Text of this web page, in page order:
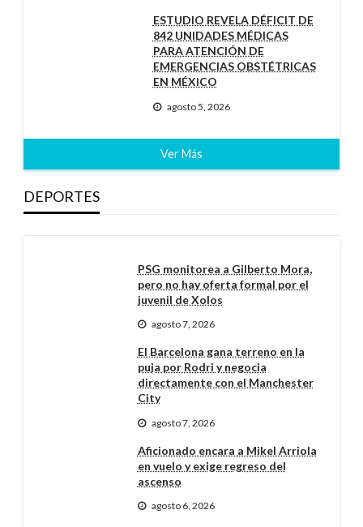
ESTUDIO REVELA DÉFICIT DE
842 UNIDADES MÉDICAS
PARA ATENCIÓN DE
EMERGENCIAS OBSTÉTRICAS
EN MÉXICO
agosto 5, 2026
Ver Más
DEPORTES
PSG monitorea a Gilberto Mora,
pero no hay oferta formal por el
juvenil de Xolos
agosto 7, 2026
El Barcelona gana terreno en la
puja por Rodri y negocia
directamente con el Manchester
City
agosto 7, 2026
Aficionado encara a Mikel Arriola
en vuelo y exige regreso del
ascenso
agosto 6, 2026